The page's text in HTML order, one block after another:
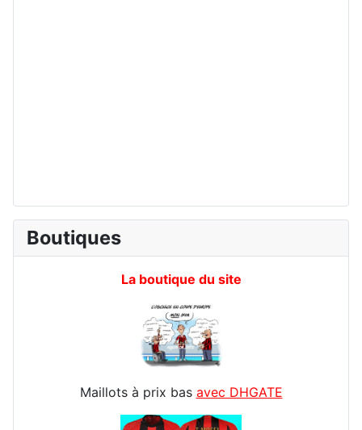
Boutiques
La boutique du site
Maillots à prix bas avec DHGATE